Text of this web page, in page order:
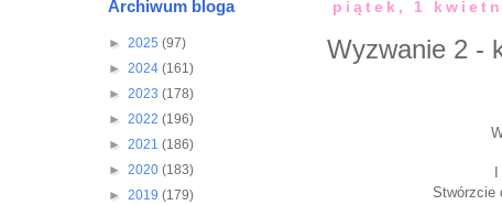
piątek, 1
Wyzwanie 2 -
I
Stwórzcie
Archiwum bloga
► 2025 (97)
► 2024 (161)
► 2023 (178)
► 2022 (196)
► 2021 (186)
► 2020 (183)
► 2019 (179)